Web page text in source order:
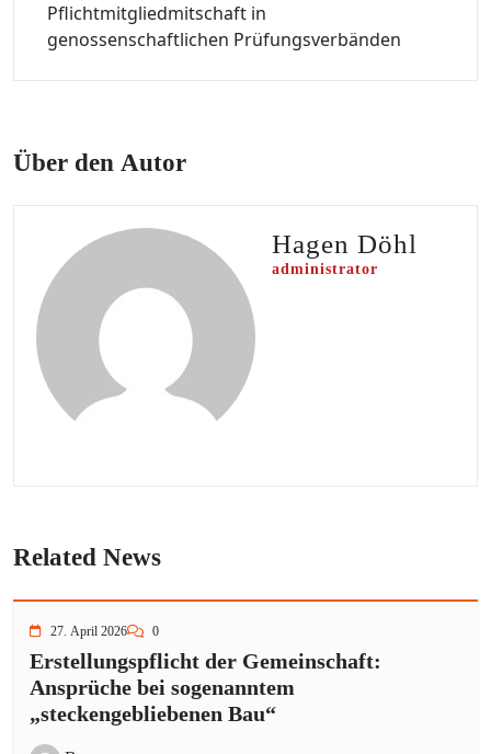
Pflichtmitgliedmitschaft in
genossenschaftlichen Prüfungsverbänden
Über den Autor
Hagen Döhl
administrator
Related News
27. April 2026 0
Erstellungspflicht der Gemeinschaft:
Ansprüche bei sogenanntem
„steckengebliebenen Bau“